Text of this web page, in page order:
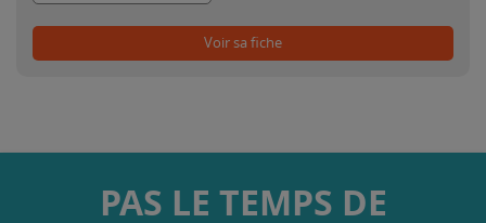
Voir sa fiche
PAS LE TEMPS DE